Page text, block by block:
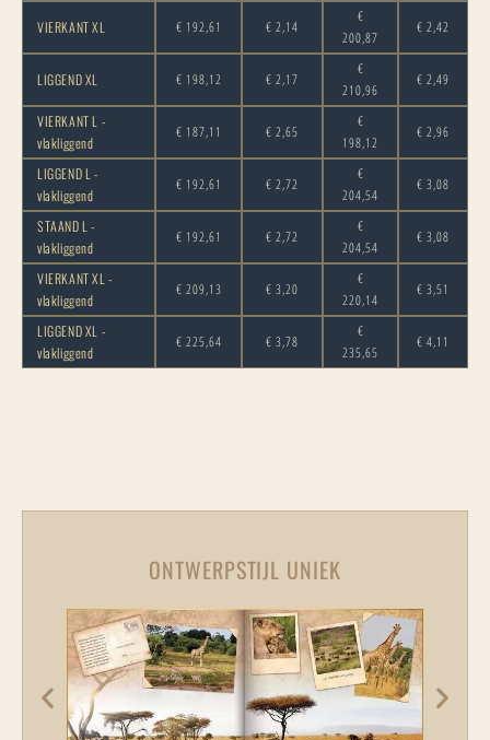
VIERKANT XL € 192,61 € 2,14
€
200,87
€ 2,42
LIGGEND XL € 198,12 € 2,17
€
210,96
€ 2,49
VIERKANT L -
vlakliggend
€ 187,11 € 2,65
€
198,12
€ 2,96
LIGGEND L -
vlakliggend
€ 192,61 € 2,72
€
204,54
€ 3,08
STAAND L -
vlakliggend
€ 192,61 € 2,72
€
204,54
€ 3,08
VIERKANT XL -
vlakliggend
€ 209,13 € 3,20
€
220,14
€ 3,51
LIGGEND XL -
vlakliggend
€ 225,64 € 3,78
€
235,65
€ 4,11
ONTWERPSTIJL UNIEK